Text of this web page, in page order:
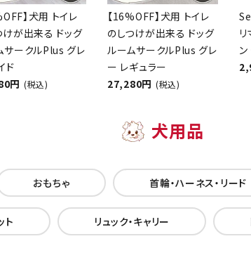
】犬用 トイレ
けが出来る ドッグ
サークルPlus グレ
ド
円 (税込)
【16%OFF】犬用 トイレ
のしつけが出来る ドッグ
ルームサークルPlus グレ
ー レギュラー
27,280円 (税込)
犬用品
おもちゃ 首輪・ハーネス・リード
ト リュック・キャリー